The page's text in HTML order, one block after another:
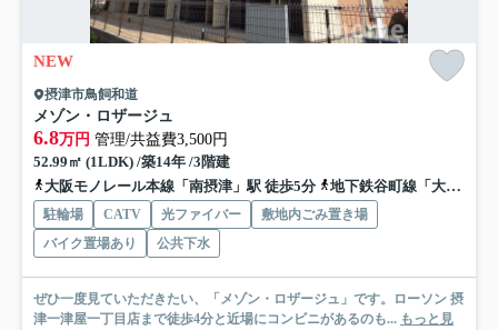
NEW
摂津市鳥飼和道
メゾン・ロザージュ
6.8万円 管理/共益費3,500円
52.99㎡ (1LDK) /築14年 /3階建
大阪モノレール本線「南摂津」駅 徒歩5分
地下鉄谷町線「大日」駅 徒歩23分
駐輪場 CATV 光ファイバー
敷地内ごみ置き場
バイク置場あり
公共下水
ぜひ一度見ていただきたい、「メゾン・ロザージュ」です。ローソン 摂
津一津屋一丁目店まで徒歩4分と近場にコンビニがあるのも... もっと見